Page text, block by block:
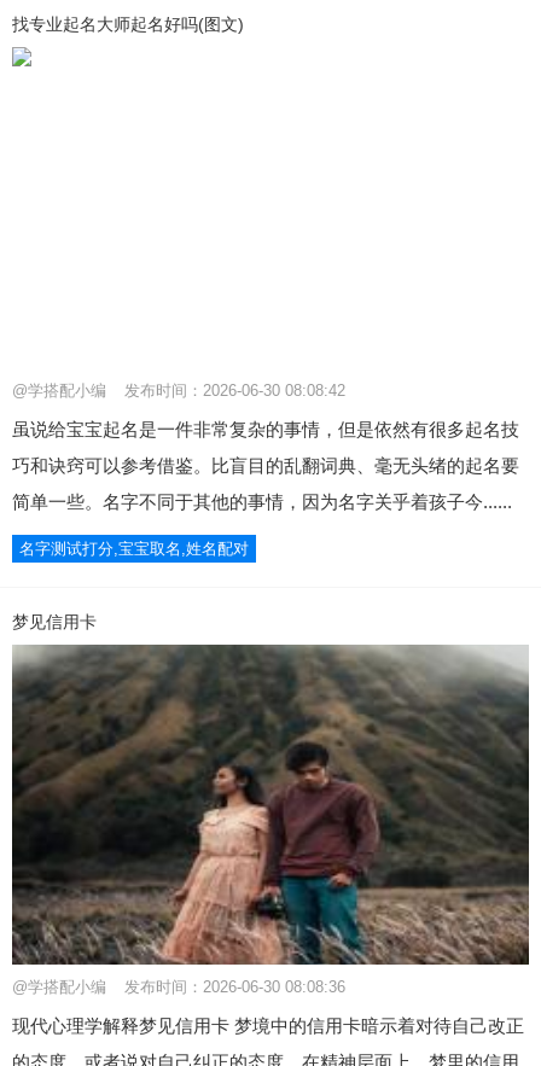
找专业起名大师起名好吗(图文)
@学搭配小编 发布时间：2026-06-30 08:08:42
虽说给宝宝起名是一件非常复杂的事情，但是依然有很多起名技
巧和诀窍可以参考借鉴。比盲目的乱翻词典、毫无头绪的起名要
简单一些。名字不同于其他的事情，因为名字关乎着孩子今......
名字测试打分,宝宝取名,姓名配对
梦见信用卡
@学搭配小编 发布时间：2026-06-30 08:08:36
现代心理学解释梦见信用卡 梦境中的信用卡暗示着对待自己改正
的态度，或者说对自己纠正的态度。在精神层面上，梦里的信用